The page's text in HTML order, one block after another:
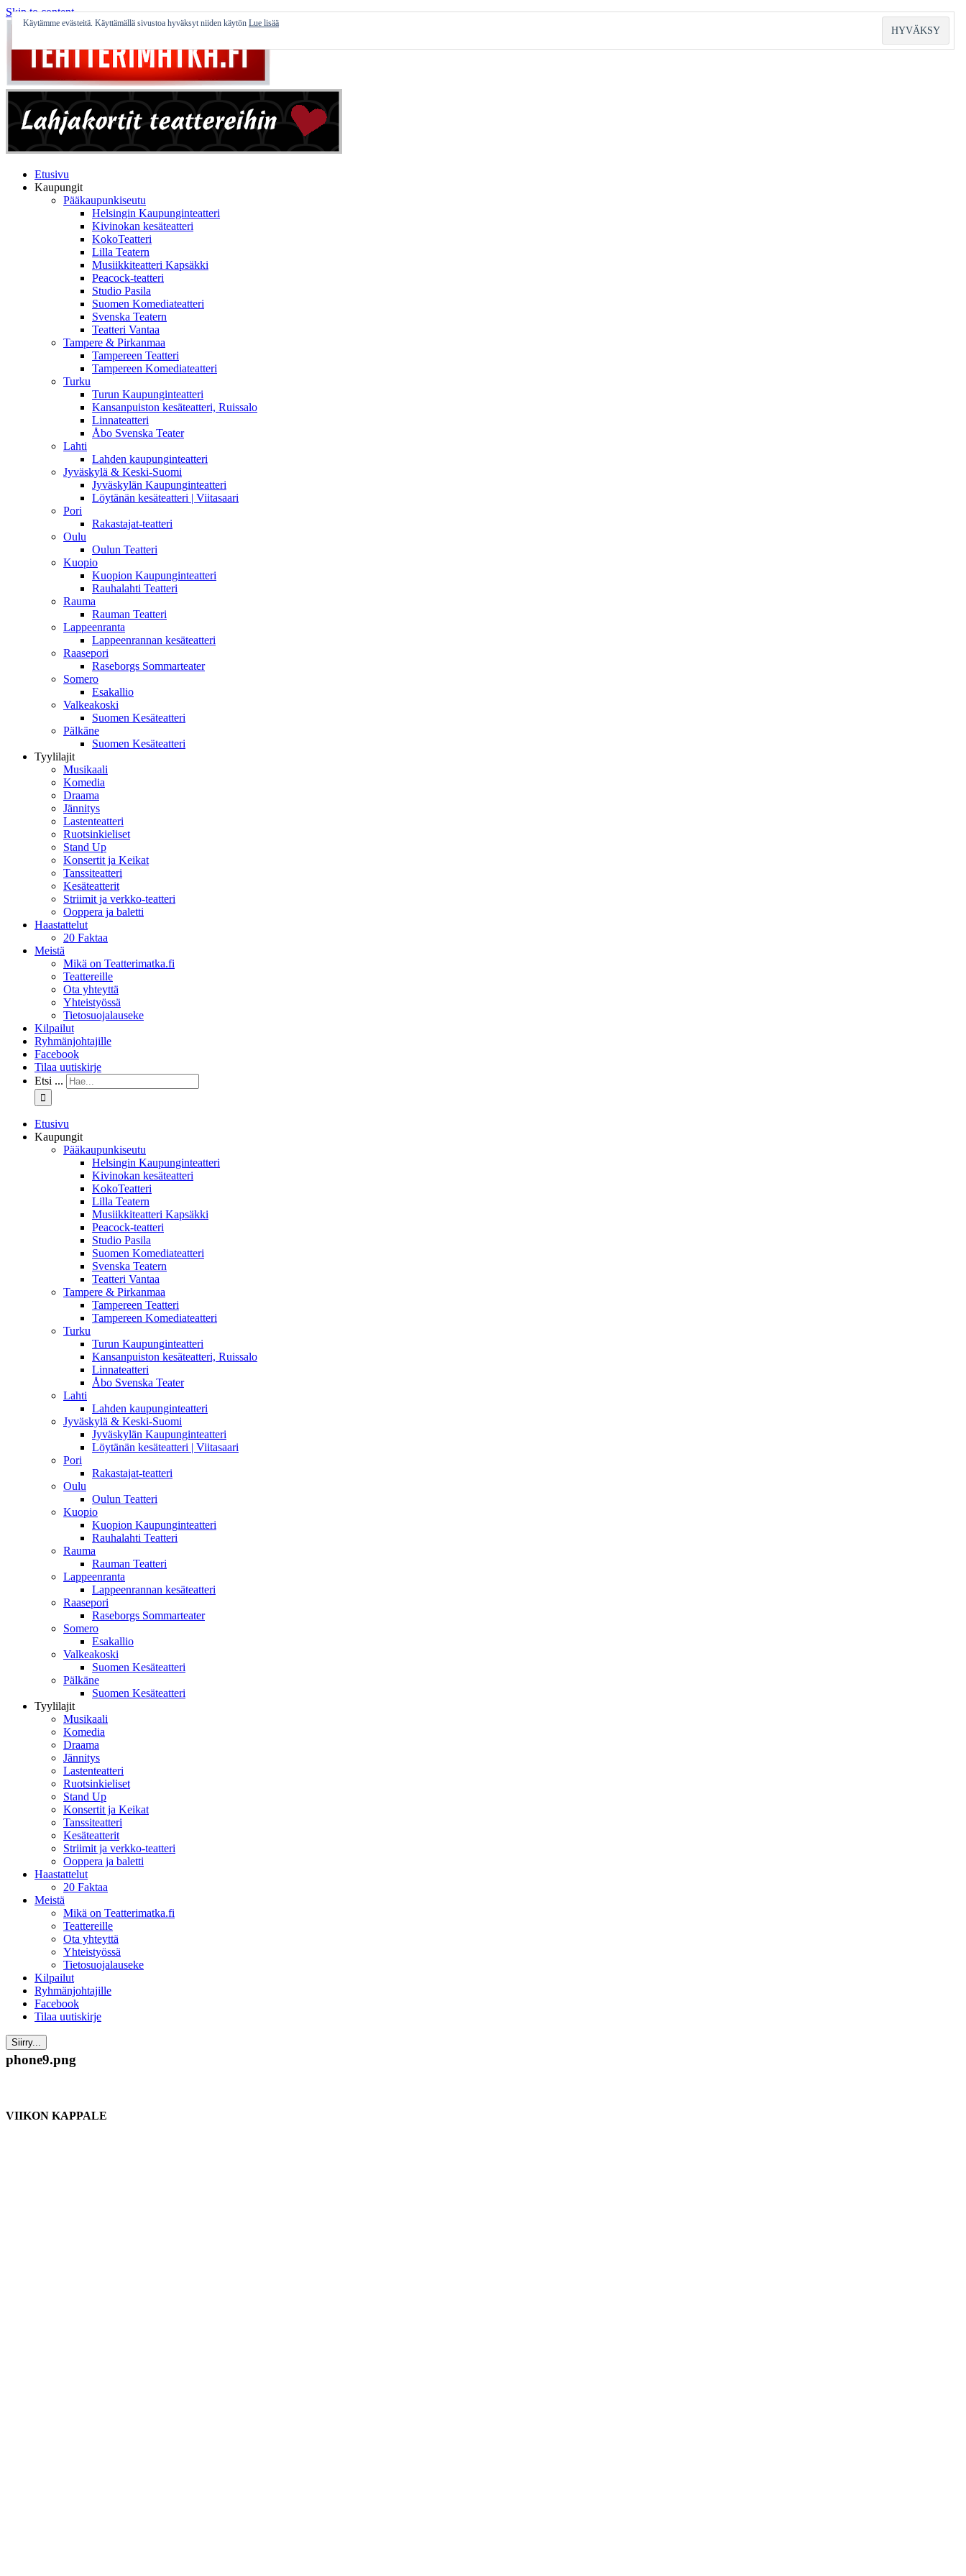
Skip to content
Etusivu
Kaupungit
Pääkaupunkiseutu
Helsingin Kaupunginteatteri
Kivinokan kesäteatteri
KokoTeatteri
Lilla Teatern
Musiikkiteatteri Kapsäkki
Peacock-teatteri
Studio Pasila
Suomen Komediateatteri
Svenska Teatern
Teatteri Vantaa
Tampere & Pirkanmaa
Tampereen Teatteri
Tampereen Komediateatteri
Turku
Turun Kaupunginteatteri
Kansanpuiston kesäteatteri, Ruissalo
Linnateatteri
Åbo Svenska Teater
Lahti
Lahden kaupunginteatteri
Jyväskylä & Keski-Suomi
Jyväskylän Kaupunginteatteri
Löytänän kesäteatteri | Viitasaari
Pori
Rakastajat-teatteri
Oulu
Oulun Teatteri
Kuopio
Kuopion Kaupunginteatteri
Rauhalahti Teatteri
Rauma
Rauman Teatteri
Lappeenranta
Lappeenrannan kesäteatteri
Raasepori
Raseborgs Sommarteater
Somero
Esakallio
Valkeakoski
Suomen Kesäteatteri
Pälkäne
Suomen Kesäteatteri
Tyylilajit
Musikaali
Komedia
Draama
Jännitys
Lastenteatteri
Ruotsinkieliset
Stand Up
Konsertit ja Keikat
Tanssiteatteri
Kesäteatterit
Striimit ja verkko-teatteri
Ooppera ja baletti
Haastattelut
20 Faktaa
Meistä
Mikä on Teatterimatka.fi
Teattereille
Ota yhteyttä
Yhteistyössä
Tietosuojalauseke
Kilpailut
Ryhmänjohtajille
Facebook
Tilaa uutiskirje
Etsi ...
Etusivu
Kaupungit
Pääkaupunkiseutu
Helsingin Kaupunginteatteri
Kivinokan kesäteatteri
KokoTeatteri
Lilla Teatern
Musiikkiteatteri Kapsäkki
Peacock-teatteri
Studio Pasila
Suomen Komediateatteri
Svenska Teatern
Teatteri Vantaa
Tampere & Pirkanmaa
Tampereen Teatteri
Tampereen Komediateatteri
Turku
Turun Kaupunginteatteri
Kansanpuiston kesäteatteri, Ruissalo
Linnateatteri
Åbo Svenska Teater
Lahti
Lahden kaupunginteatteri
Jyväskylä & Keski-Suomi
Jyväskylän Kaupunginteatteri
Löytänän kesäteatteri | Viitasaari
Pori
Rakastajat-teatteri
Oulu
Oulun Teatteri
Kuopio
Kuopion Kaupunginteatteri
Rauhalahti Teatteri
Rauma
Rauman Teatteri
Lappeenranta
Lappeenrannan kesäteatteri
Raasepori
Raseborgs Sommarteater
Somero
Esakallio
Valkeakoski
Suomen Kesäteatteri
Pälkäne
Suomen Kesäteatteri
Tyylilajit
Musikaali
Komedia
Draama
Jännitys
Lastenteatteri
Ruotsinkieliset
Stand Up
Konsertit ja Keikat
Tanssiteatteri
Kesäteatterit
Striimit ja verkko-teatteri
Ooppera ja baletti
Haastattelut
20 Faktaa
Meistä
Mikä on Teatterimatka.fi
Teattereille
Ota yhteyttä
Yhteistyössä
Tietosuojalauseke
Kilpailut
Ryhmänjohtajille
Facebook
Tilaa uutiskirje
Siirry...
phone9.png
VIIKON KAPPALE
Käytämme evästeitä. Käyttämällä sivustoa hyväksyt niiden käytön Lue lisää